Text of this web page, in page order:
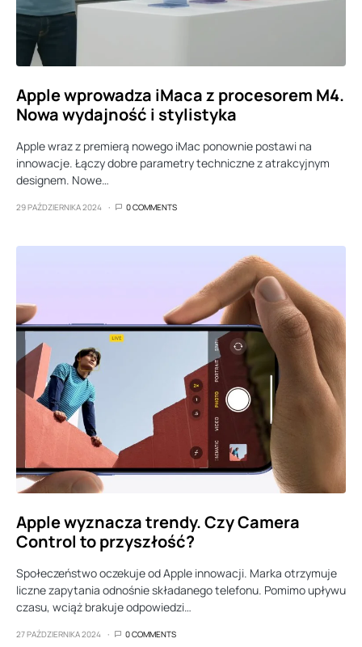
Apple wprowadza iMaca z procesorem M4.
Nowa wydajność i stylistyka
Apple wraz z premierą nowego iMac ponownie postawi na
innowacje. Łączy dobre parametry techniczne z atrakcyjnym
designem. Nowe…
29 PAŹDZIERNIKA 2024 0 COMMENTS
Apple wyznacza trendy. Czy Camera
Control to przyszłość?
Społeczeństwo oczekuje od Apple innowacji. Marka otrzymuje
liczne zapytania odnośnie składanego telefonu. Pomimo upływu
czasu, wciąż brakuje odpowiedzi…
27 PAŹDZIERNIKA 2024 0 COMMENTS